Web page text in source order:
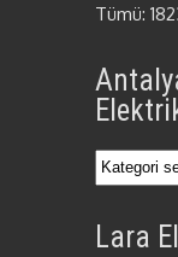
Tümü:
Antalya
Lara